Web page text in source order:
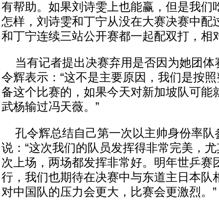
有帮助。如果刘诗雯上也能赢，但是我们
怎样，刘诗雯和丁宁从没在大赛决赛中配
和丁宁连续三站公开赛都一起配双打，相
当有记者提出决赛弃用是否因为她团体
令辉表示：“这不是主要原因，我们是按
备这个比赛的，如果今天对新加坡队可能
武杨输过冯天薇。”
孔令辉总结自己第一次以主帅身份率队
说：“这次我们的队员发挥得非常完美，
次上场，两场都发挥非常好。明年世乒赛
行，我们也期待在决赛中与东道主日本队
对中国队的压力会更大，比赛会更激烈。”